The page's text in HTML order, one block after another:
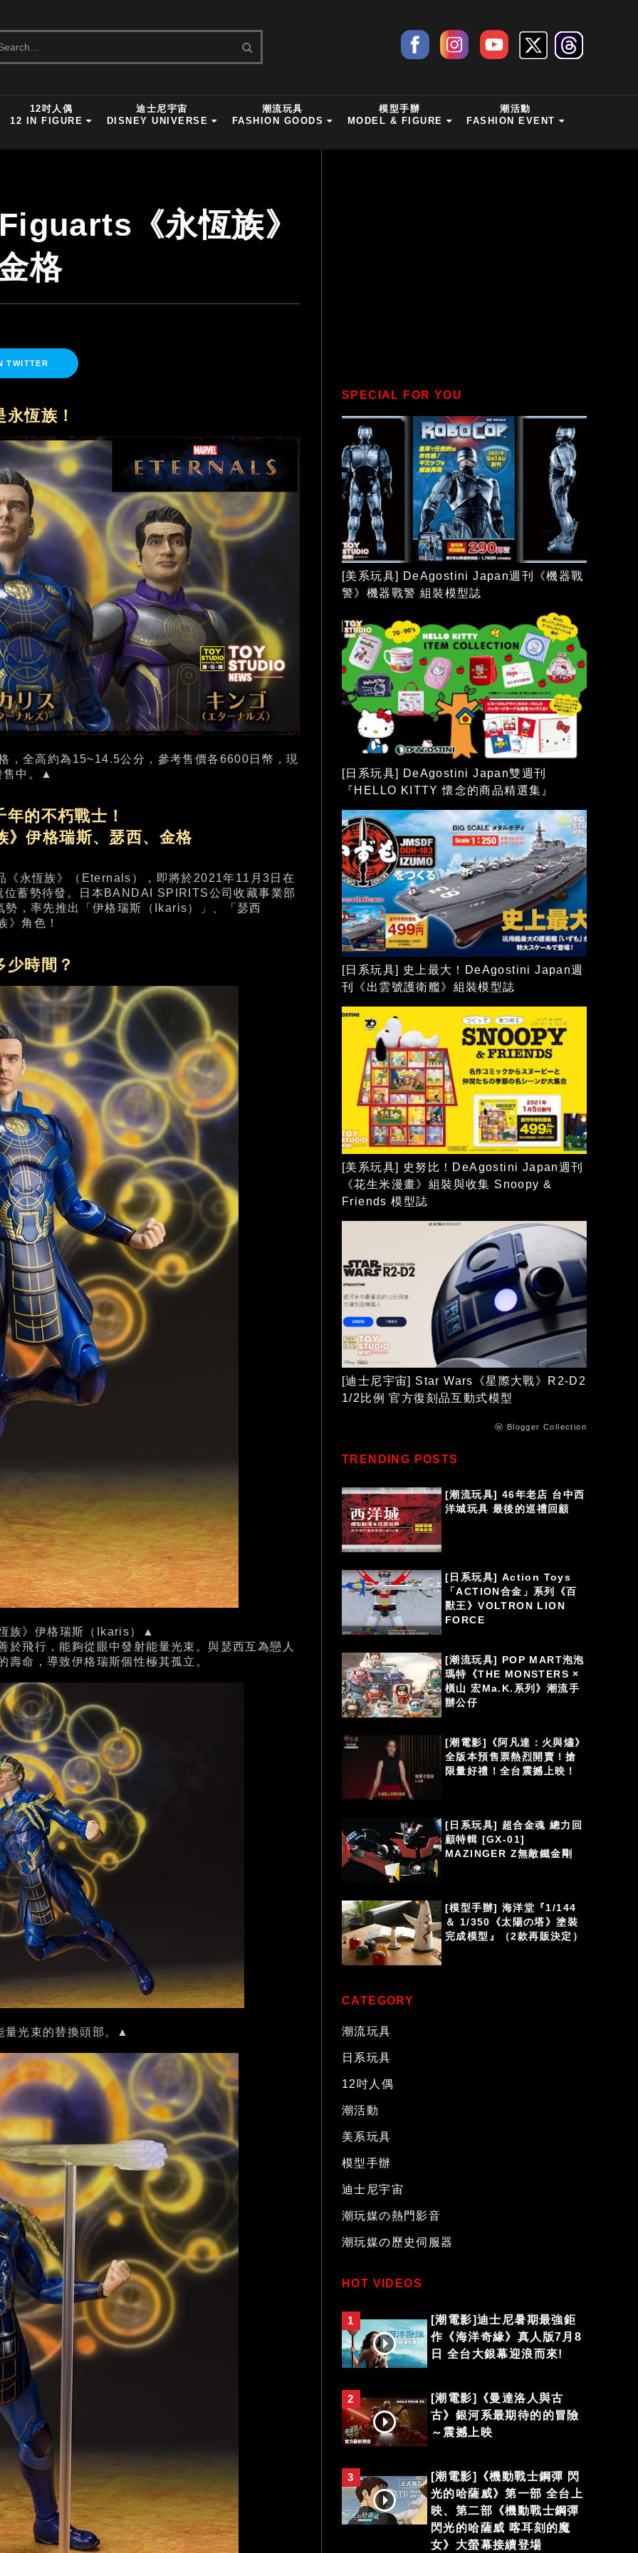
12吋人偶
12 IN FIGURE
迪士尼宇宙
DISNEY UNIVERSE
潮流玩具
FASHION GOODS
模型手辦
MODEL & FIGURE
潮活動
FASHION EVENT
《永恆族》
格
TWITTER
永恆族！
全高約為15~14.5公分，參考售價各6600日幣，現
售中。▲
的不朽戰士！
伊格瑞斯、瑟西、金格
永恆族》（Eternals），即將於2021年11月3日在
蓄勢待發。日本BANDAI SPIRITS公司收藏事業部
，率先推出「伊格瑞斯（Ikaris）」、「瑟西
》角色！
少時間？
族》伊格瑞斯（Ikaris）▲
飛行，能夠從眼中發射能量光束。與瑟西互為戀人
壽命，導致伊格瑞斯個性極其孤立。
光束的替換頭部。▲
SPECIAL FOR YOU
[美系玩具] DeAgostini Japan週刊《機器戰
警》機器戰警 組裝模型誌
[日系玩具] DeAgostini Japan雙週刊
『HELLO KITTY 懷念的商品精選集』
[日系玩具] 史上最大！DeAgostini Japan週
刊《出雲號護衛艦》組裝模型誌
[美系玩具] 史努比！DeAgostini Japan週刊
《花生米漫畫》組裝與收集 Snoopy &
Friends 模型誌
[迪士尼宇宙] Star Wars《星際大戰》R2-D2
1/2比例 官方復刻品互動式模型
ⓦ Blogger Collection
TRENDING POSTS
[潮流玩具] 46年老店 台中西
洋城玩具 最後的巡禮回顧
[日系玩具] Action Toys
「ACTION合金」系列《百
獸王》VOLTRON LION
FORCE
[潮流玩具] POP MART泡泡
瑪特《THE MONSTERS ×
橫山 宏Ma.K.系列》潮流手
辦公仔
[潮電影]《阿凡達：火與燼》
全版本預售票熱烈開賣！搶
限量好禮！全台震撼上映！
[日系玩具] 超合金魂 總力回
顧特輯 [GX-01]
MAZINGER Z無敵鐵金剛
[模型手辦] 海洋堂『1/144
＆ 1/350《太陽の塔》塗裝
完成模型』（2款再販決定）
CATEGORY
潮流玩具
日系玩具
12吋人偶
潮活動
美系玩具
模型手辦
迪士尼宇宙
潮玩媒の熱門影音
潮玩媒の歷史伺服器
HOT VIDEOS
1
[潮電影]迪士尼暑期最強鉅
作《海洋奇緣》真人版7月8
日 全台大銀幕迎浪而來!
2
[潮電影]《曼達洛人與古
古》銀河系最期待的的冒險
～震撼上映
3
[潮電影]《機動戰士鋼彈 閃
光的哈薩威》第一部 全台上
映、第二部《機動戰士鋼彈
閃光的哈薩威 喀耳刻的魔
女》大螢幕接續登場